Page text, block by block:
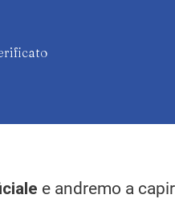
e andremo a